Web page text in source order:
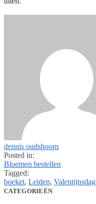
dennis oudshoorn
Posted in:
Bloemen bestellen
Tagged:
boeket, Leiden, Valentijnsdag
CATEGORIEËN